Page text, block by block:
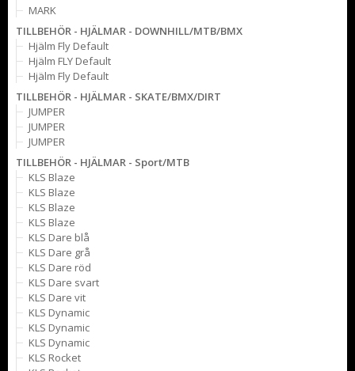
MARK
TILLBEHÖR - HJÄLMAR - DOWNHILL/MTB/BMX
Hjälm Fly Default
Hjälm FLY Default
Hjälm Fly Default
TILLBEHÖR - HJÄLMAR - SKATE/BMX/DIRT
JUMPER
JUMPER
JUMPER
TILLBEHÖR - HJÄLMAR - Sport/MTB
KLS Blaze
KLS Blaze
KLS Blaze
KLS Blaze
KLS Dare blå
KLS Dare grå
KLS Dare röd
KLS Dare svart
KLS Dare vit
KLS Dynamic
KLS Dynamic
KLS Dynamic
KLS Rocket